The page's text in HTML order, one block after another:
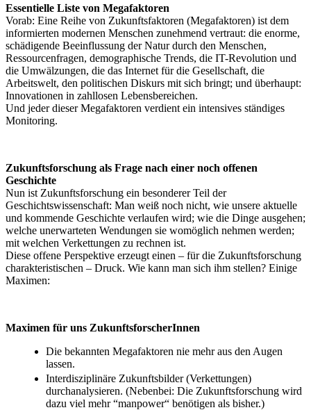
Essentielle Liste von Megafaktoren
Vorab: Eine Reihe von Zukunftsfaktoren (Megafaktoren) ist dem
informierten modernen Menschen zunehmend vertraut: die enorme,
schädigende Beeinflussung der Natur durch den Menschen,
Ressourcenfragen, demographische Trends, die IT-Revolution und
die Umwälzungen, die das Internet für die Gesellschaft, die
Arbeitswelt, den politischen Diskurs mit sich bringt; und überhaupt:
Innovationen in zahllosen Lebensbereichen.
Und jeder dieser Megafaktoren verdient ein intensives ständiges
Monitoring.
Zukunftsforschung als Frage nach einer noch offenen
Geschichte
Nun ist Zukunftsforschung ein besonderer Teil der
Geschichtswissenschaft: Man weiß noch nicht, wie unsere aktuelle
und kommende Geschichte verlaufen wird; wie die Dinge ausgehen;
welche unerwarteten Wendungen sie womöglich nehmen werden;
mit welchen Verkettungen zu rechnen ist.
Diese offene Perspektive erzeugt einen – für die Zukunftsforschung
charakteristischen – Druck. Wie kann man sich ihm stellen? Einige
Maximen:
Maximen für uns ZukunftsforscherInnen
Die bekannten Megafaktoren nie mehr aus den Augen
lassen.
Interdisziplinäre Zukunftsbilder (Verkettungen)
durchanalysieren. (Nebenbei: Die Zukunftsforschung wird
dazu viel mehr “manpower“ benötigen als bisher.)